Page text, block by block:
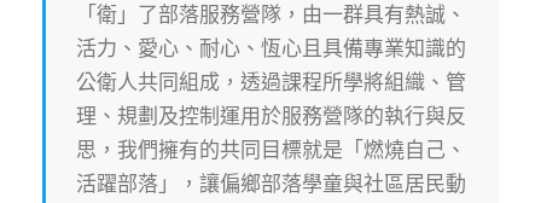
「衛」了部落服務營隊，由一群具有熱誠、
活力、愛心、耐心、恆心且具備專業知識的
公衛人共同組成，透過課程所學將組織、管
理、規劃及控制運用於服務營隊的執行與反
思，我們擁有的共同目標就是「燃燒自己、
活躍部落」，讓偏鄉部落學童與社區居民動